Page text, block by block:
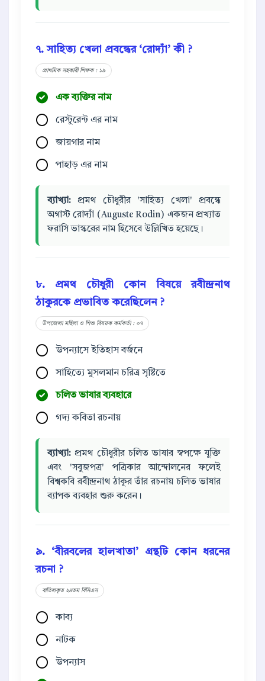
৭. সাহিত্য খেলা প্রবন্ধের ‘রোদ্যাঁ’ কী ?
প্রাথমিক সহকারী শিক্ষক : ১৯
এক ব্যক্তির নাম
রেস্টুরেন্ট এর নাম
জায়গার নাম
পাহাড় এর নাম
ব্যাখ্যা: প্রমথ চৌধুরীর 'সাহিত্য খেলা' প্রবন্ধে
অগাস্ট রোদ্যাঁ (Auguste Rodin) একজন প্রখ্যাত
ফরাসি ভাস্করের নাম হিসেবে উল্লিখিত হয়েছে।
৮. প্রমথ চৌধুরী কোন বিষয়ে রবীন্দ্রনাথ
ঠাকুরকে প্রভাবিত করেছিলেন ?
উপজেলা মহিলা ও শিশু বিষয়ক কর্মকর্তা : ০৭
উপন্যাসে ইতিহাস বর্জনে
সাহিত্যে মুসলমান চরিত্র সৃষ্টিতে
চলিত ভাষার ব্যবহারে
গদ্য কবিতা রচনায়
ব্যাখ্যা: প্রমথ চৌধুরীর চলিত ভাষার স্বপক্ষে যুক্তি
এবং 'সবুজপত্র' পত্রিকার আন্দোলনের ফলেই
বিশ্বকবি রবীন্দ্রনাথ ঠাকুর তাঁর রচনায় চলিত ভাষার
ব্যাপক ব্যবহার শুরু করেন।
৯. ‘বীরবলের হালখাতা’ গ্রন্থটি কোন ধরনের
রচনা ?
বাতিলকৃত ২৪তম বিসিএস
কাব্য
নাটক
উপন্যাস